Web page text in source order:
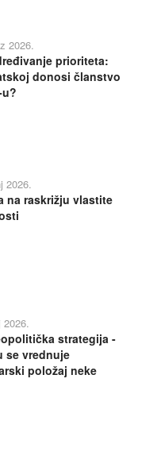
2026.
prioriteta:
donosi članstvo
u?
2026.
na raskrižju vlastite
2026.
strategija -
se vrednuje
položaj neke